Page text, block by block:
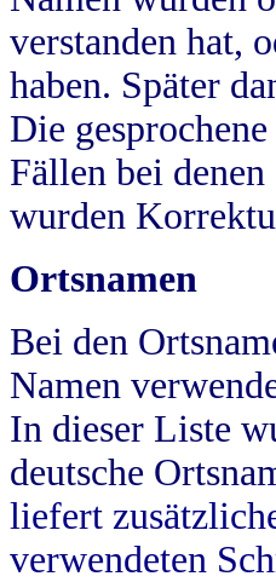
verstanden hat,
haben. Später
Die
Fällen bei
wurden
Ortsnamen
Bei den
Namen
In dieser Liste
deutsche
liefert
verwendeten